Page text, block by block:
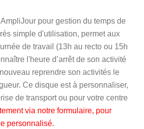
AmpliJour pour gestion du temps de
simple d'utilisation, permet aux
de travail (13h au recto ou 15h
l'heure d’arrêt de son activité
reprendre son activités le
Ce disque est à personnaliser,
de transport ou pour votre centre
via notre formulaire, pour
personnalisé.